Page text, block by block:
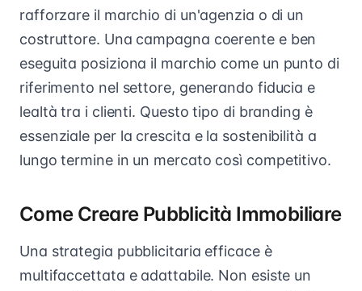
rafforzare il marchio di un'agenzia o di un
costruttore. Una campagna coerente e ben
eseguita posiziona il marchio come un punto di
riferimento nel settore, generando fiducia e
lealtà tra i clienti. Questo tipo di branding è
essenziale per la crescita e la sostenibilità a
lungo termine in un mercato così competitivo.
Come Creare Pubblicità Immobiliare
Una strategia pubblicitaria efficace è
multifaccettata e adattabile. Non esiste un